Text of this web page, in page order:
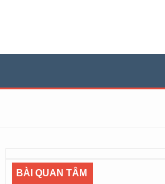
BÀI QUAN TÂM